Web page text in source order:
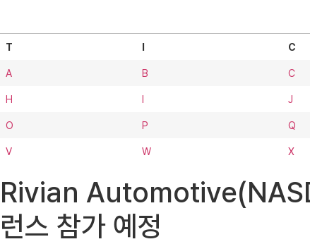
T I C
A B C
H I J
O P Q
V W X
Rivian
런스 참가 예정